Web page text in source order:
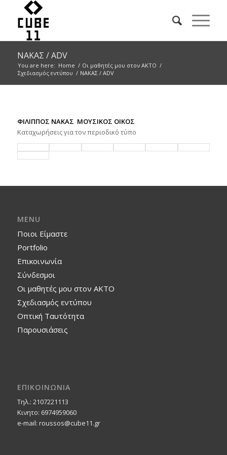
ΝΑΚΑΣ / ADV
You are here: Home / Οι μαθητές μου στον ΑΚΤΟ /
Σχεδιασμός εντύπου / ΝΑΚΑΣ / ADV
ΦΙΛΙΠΠΟΣ ΝΑΚΑΣ ΜΟΥΣΙΚΟΣ ΟΙΚΟΣ
Καταχωρήσεις για τον περιοδικό τύπο
MENU
Ποιοι Είμαστε
Portfolio
Επικοινωνία
Σύνδεσμοι
Οι μαθητές μου στον ΑΚΤΟ
Σχεδιασμός εντύπου
Οπτική Ταυτότητα
Παρουσιάσεις
ΕΠΙΚΟΙΝΩΝΙΑ
Τηλ.: 2107221113
Κινητο: 6974959060
e-mail: roussos@cube11.gr